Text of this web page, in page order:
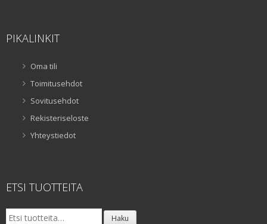
PIKALINKIT
Oma tili
Toimitusehdot
Sovitusehdot
Rekisteriseloste
Yhteystiedot
ETSI TUOTTEITA
Etsi: Haku